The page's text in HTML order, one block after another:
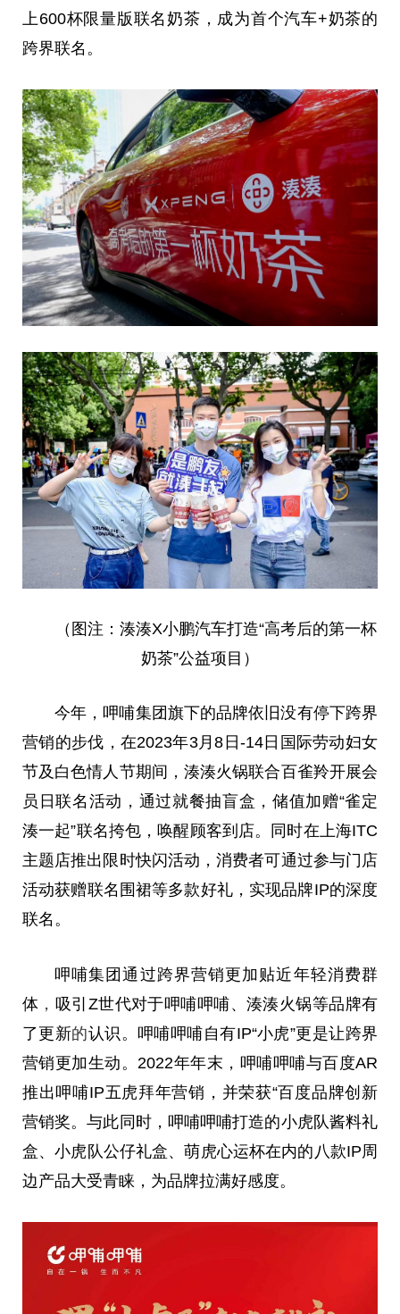
上600杯限量版联名奶茶，成为首个汽车+奶茶的
跨界联名。
（图注：湊湊X小鹏汽车打造“高考后的第一杯
奶茶”公益项目）
今年，呷哺集团旗下的品牌依旧没有停下跨界
营销的步伐，在2023年3月8日-14日国际劳动妇女
节及白色情人节期间，湊湊火锅联合百雀羚开展会
员日联名活动，通过就餐抽盲盒，储值加赠“雀定
湊一起”联名挎包，唤醒顾客到店。同时在上海ITC
主题店推出限时快闪活动，消费者可通过参与门店
活动获赠联名围裙等多款好礼，实现品牌IP的深度
联名。
呷哺集团通过跨界营销更加贴近年轻消费群
体 ， 吸引Z世代对于呷哺呷哺、湊湊火锅等品牌有
了更新的认识。呷哺呷哺自有IP“小虎”更是让跨界
营销更加生动。2022年年末，呷哺呷哺与百度AR
推出呷哺IP五虎拜年营销，并荣获“百度品牌创新
营销奖。与此同时，呷哺呷哺打造的小虎队酱料礼
盒、小虎队公仔礼盒、萌虎心运杯在内的八款IP周
边产品大受青睐，为品牌拉满好感度。